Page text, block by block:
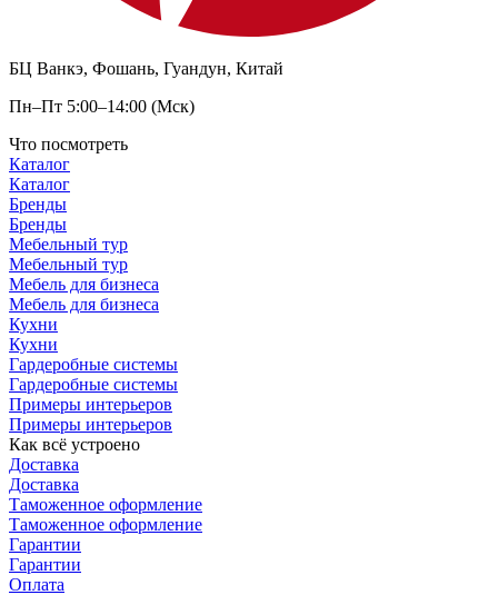
БЦ Ванкэ, Фошань, Гуандун, Китай
Пн–Пт 5:00–14:00 (Мск)
Что посмотреть
Каталог
Каталог
Бренды
Бренды
Мебельный тур
Мебельный тур
Мебель для бизнеса
Мебель для бизнеса
Кухни
Кухни
Гардеробные системы
Гардеробные системы
Примеры интерьеров
Примеры интерьеров
Как всё устроено
Доставка
Доставка
Таможенное оформление
Таможенное оформление
Гарантии
Гарантии
Оплата